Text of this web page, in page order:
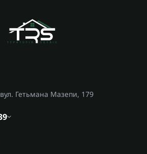
Гетьмана Мазепи, 179